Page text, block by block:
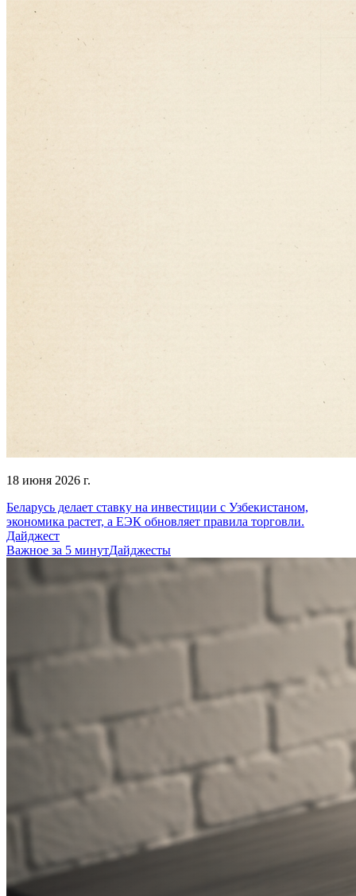
18 июня 2026 г.
Беларусь делает ставку на инвестиции с Узбекистаном,
экономика растет, а ЕЭК обновляет правила торговли.
Дайджест
Важное за 5 минутДайджесты